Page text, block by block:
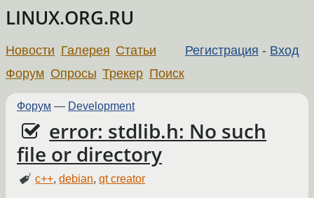
LINUX.ORG.RU
Регистрация - Вход
Новости Галерея Статьи
Форум Опросы Трекер Поиск
Форум — Development
error: stdlib.h: No such
file or directory
c++,debian,qt creator